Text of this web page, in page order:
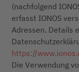
(nachfolgend
erfasst IONOS
Adressen. Details
https://
Die Verwendung